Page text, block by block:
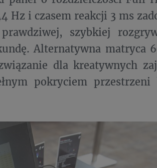
Hz i czasem reakcji 3 ms
szybkiej
Alternatywna matryca
dla kreatywnych
pokryciem przestrzeni